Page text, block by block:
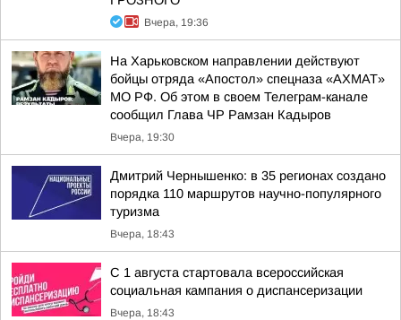
Вчера, 19:36
На Харьковском направлении действуют
бойцы отряда «Апостол» спецназа «АХМАТ»
МО РФ. Об этом в своем Телеграм-канале
сообщил Глава ЧР Рамзан Кадыров
Вчера, 19:30
Дмитрий Чернышенко: в 35 регионах создано
порядка 110 маршрутов научно-популярного
туризма
Вчера, 18:43
С 1 августа стартовала всероссийская
социальная кампания о диспансеризации
Вчера, 18:43